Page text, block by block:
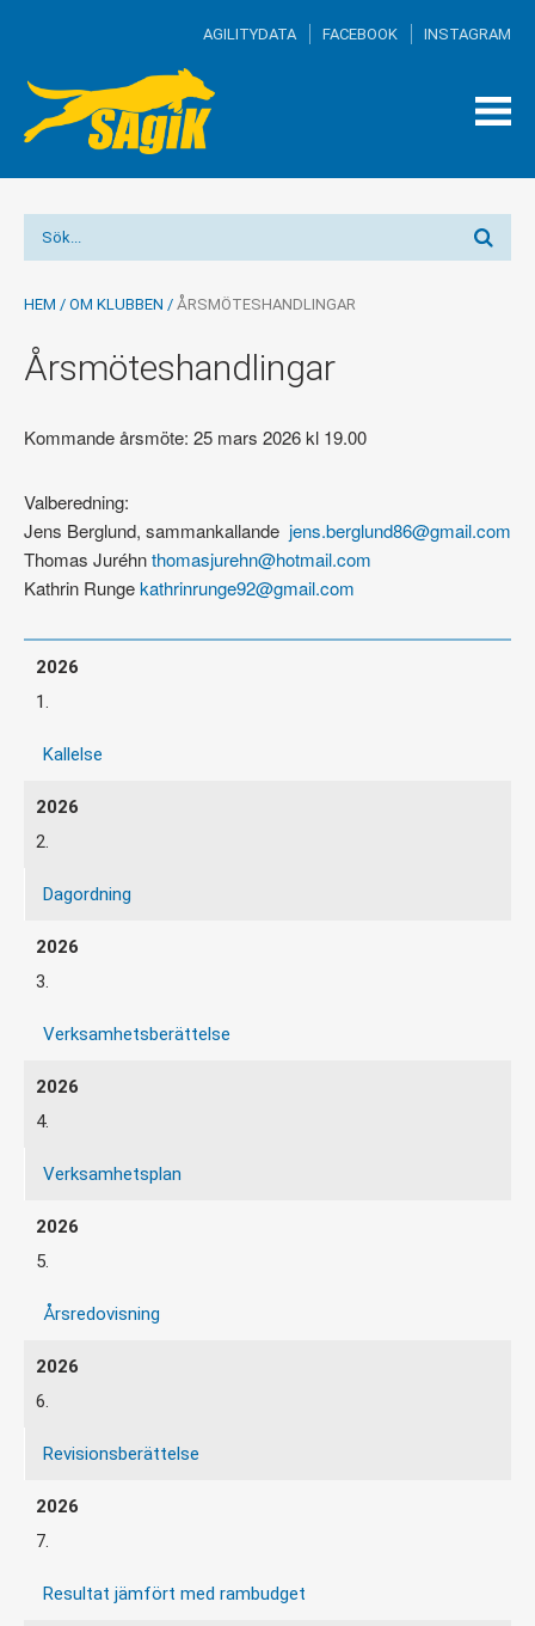
AGILITYDATA FACEBOOK INSTAGRAM
HEM / OM KLUBBEN / ÅRSMÖTESHANDLINGAR
Årsmöteshandlingar
Kommande årsmöte: 25 mars 2026 kl 19.00
Valberedning:
Jens Berglund, sammankallande jens.berglund86@gmail.com
Thomas Juréhnthomasjurehn@hotmail.com
Kathrin Rungekathrinrunge92@gmail.com
1.
Kallelse
2.
Dagordning
3.
Verksamhetsberättelse
4.
Verksamhetsplan
5.
Årsredovisning
6.
Revisionsberättelse
7.
Resultat jämfört med rambudget